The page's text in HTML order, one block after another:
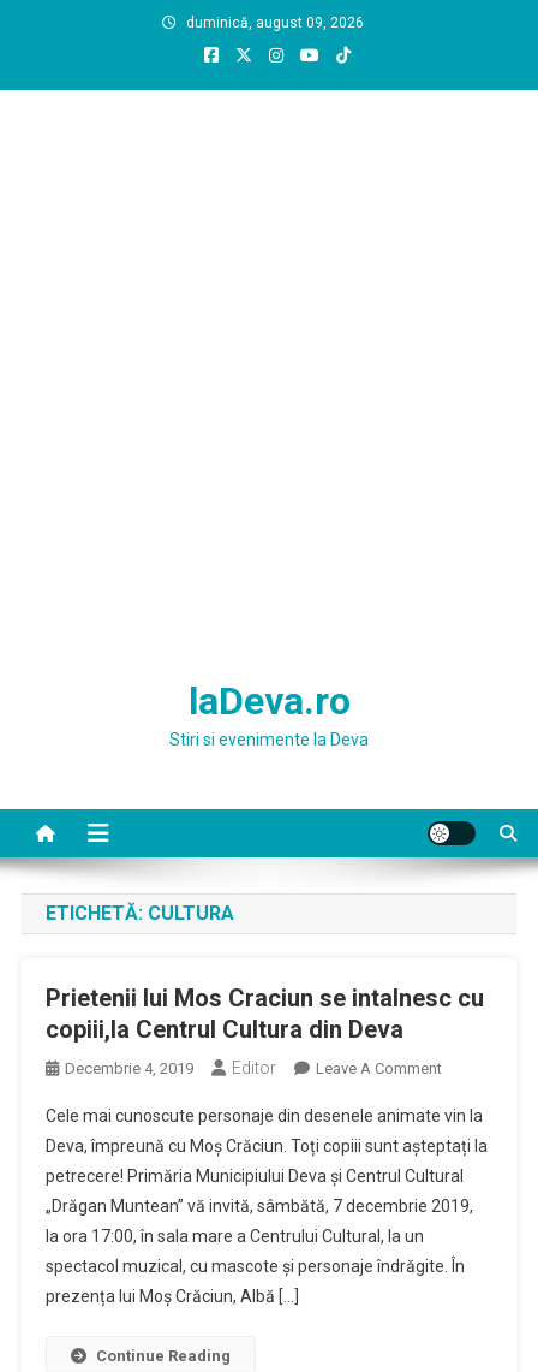
duminică, august 09, 2026
laDeva.ro
Stiri si evenimente la Deva
ETICHETĂ: CULTURA
Prietenii lui Mos Craciun se intalnesc cu
copiii,la Centrul Cultura din Deva
Decembrie 4, 2019 Editor Leave A CommentOn
Lui
Mos
Craciun
Se
Cu
Cele mai cunoscute personaje din desenele animate vin la
Deva, împreună cu Moș Crăciun. Toți copiii sunt așteptați la
petrecere! Primăria Municipiului Deva și Centrul Cultural
„Drăgan Muntean” vă invită, sâmbătă, 7 decembrie 2019,
la ora 17:00, în sala mare a Centrului Cultural, la un
spectacol muzical, cu mascote și personaje îndrăgite. În
prezența lui Moș Crăciun, Albă […]
Continue Reading